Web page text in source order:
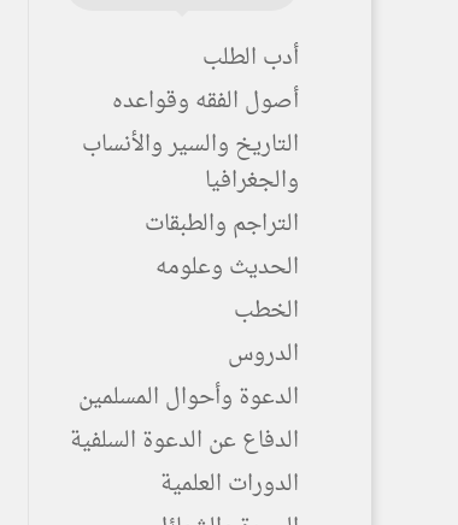
أدب الطلب
أصول الفقه وقواعده
التاريخ والسير والأنساب
والجغرافيا
التراجم والطبقات
الحديث وعلومه
الخطب
الدروس
الدعوة وأحوال المسلمين
الدفاع عن الدعوة السلفية
الدورات العلمية